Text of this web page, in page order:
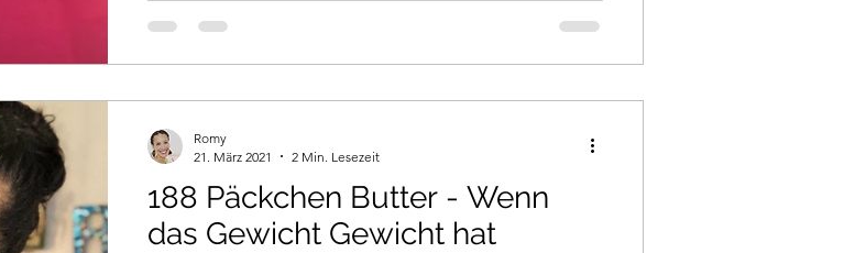
188 Päckchen Butter - Wenn
das Gewicht Gewicht hat
Romy
21. März 2021
2 Min. Lesezeit